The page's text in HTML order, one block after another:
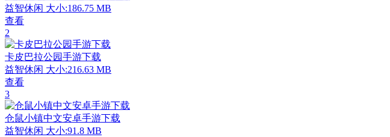
益智休闲 大小:186.75 MB
查看
2
卡皮巴拉公园手游下载
益智休闲 大小:216.63 MB
查看
3
仓鼠小镇中文安卓手游下载
益智休闲 大小:91.8 MB